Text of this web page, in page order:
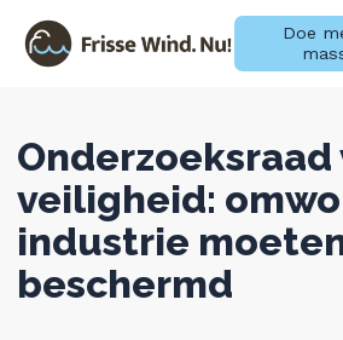
Doe
Zoeken
naar:
Laatste nieuws
Onderzoeksraad
veiligheid:
industrie
beschermd